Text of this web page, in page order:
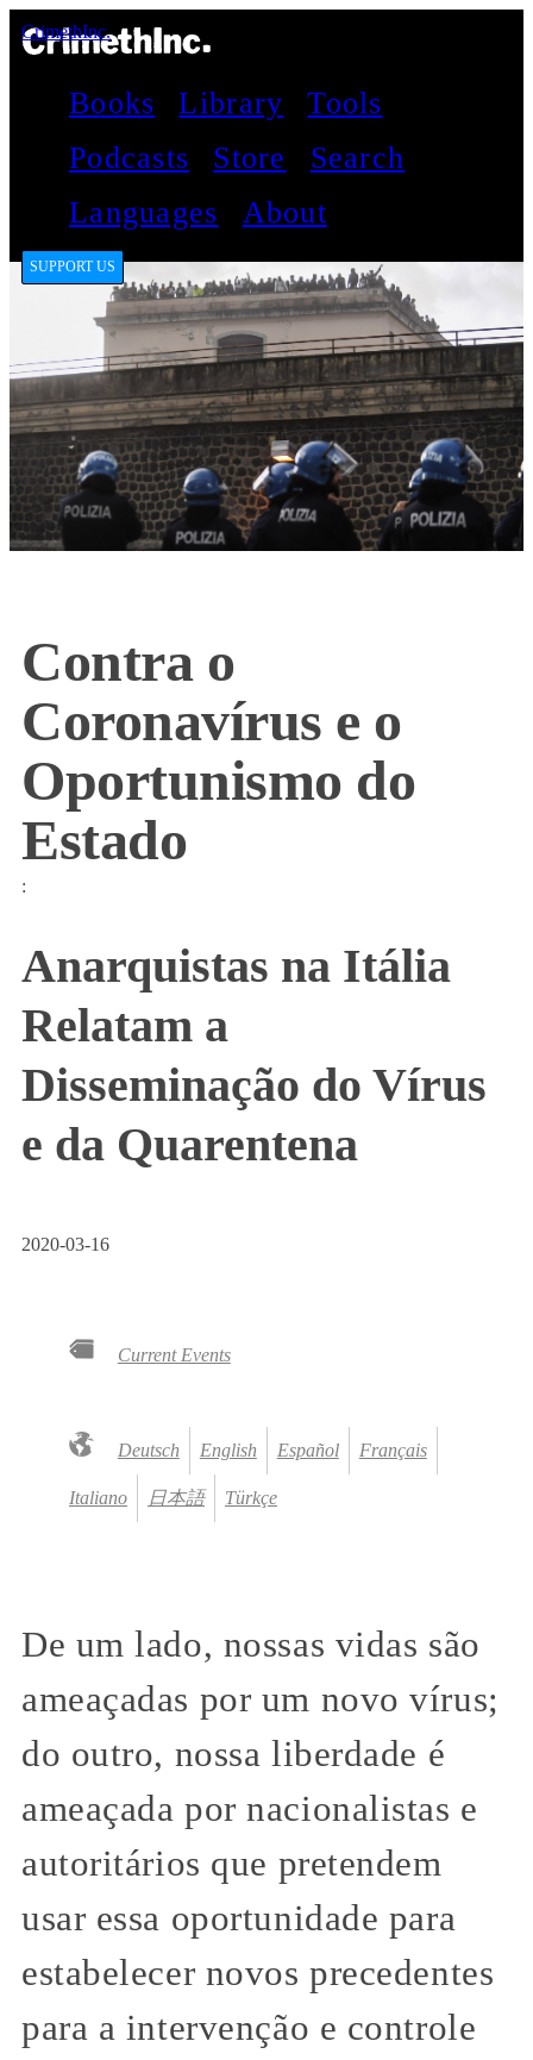
CrimethInc.
Books Library
Tools
Podcasts
Store
Search
Languages
About
SUPPORT US
Contra o
Coronavírus e o
Oportunismo do
Estado
:
Anarquistas na Itália
Relatam a
Disseminação do Vírus
e da Quarentena
2020-03-16
Current Events
Deutsch English Español Français
Italiano 日本語 Türkçe
De um lado, nossas vidas são
ameaçadas por um novo vírus;
do outro, nossa liberdade é
ameaçada por nacionalistas e
autoritários que pretendem
usar essa oportunidade para
estabelecer novos precedentes
para a intervenção e controle